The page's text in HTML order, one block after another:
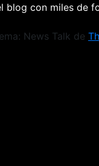
con miles de
News Talk de